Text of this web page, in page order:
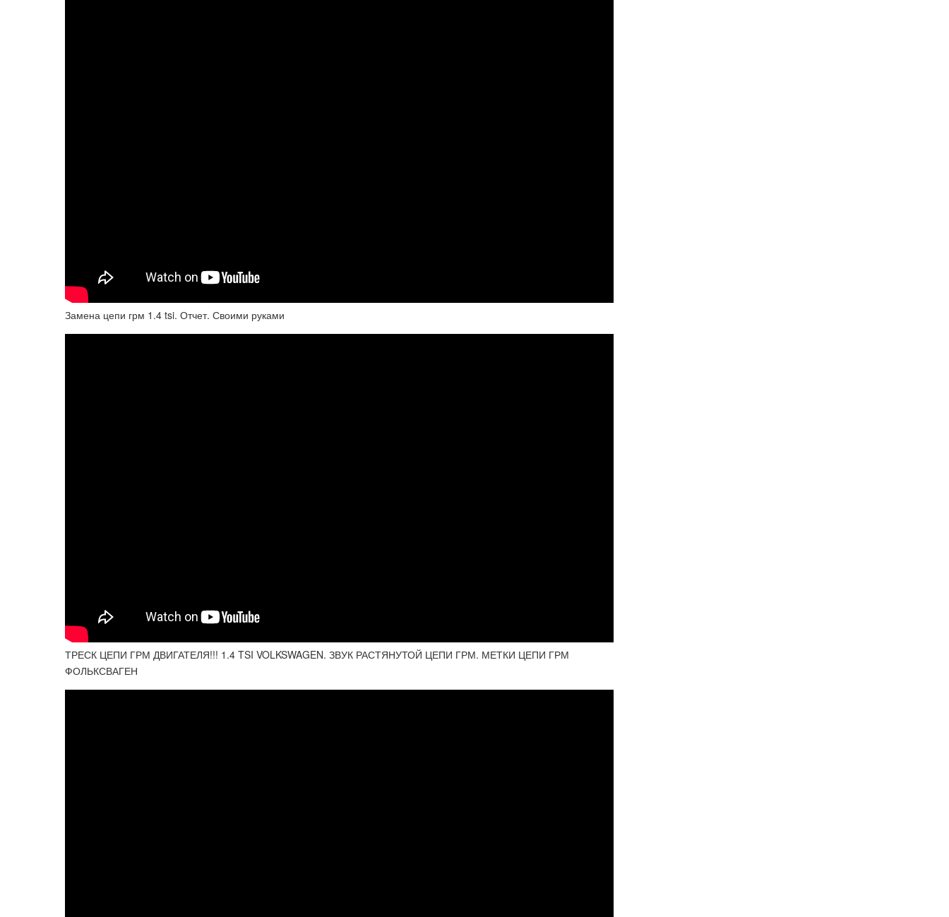
Замена цепи грм 1.4 tsi. Отчет. Своими руками
ТРЕСК ЦЕПИ ГРМ ДВИГАТЕЛЯ!!! 1.4 TSI VOLKSWAGEN. ЗВУК РАСТЯНУТОЙ ЦЕПИ ГРМ. МЕТКИ ЦЕПИ ГРМ
ФОЛЬКСВАГЕН